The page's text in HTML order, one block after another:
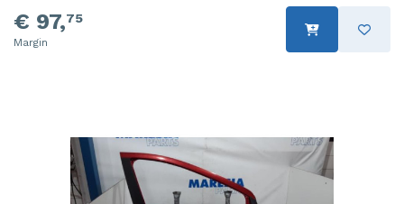
€ 97,75
Margin